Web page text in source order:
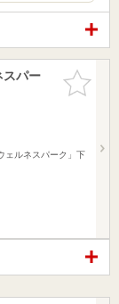
お気に入
りに追加
スパー
ェルネスパーク」下